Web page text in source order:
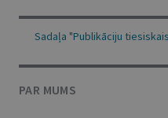
Sadaļa "Publikāciju
PAR MUMS